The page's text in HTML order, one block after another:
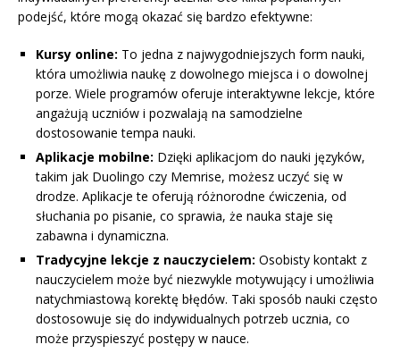
podejść, które mogą okazać się bardzo efektywne:
Kursy online: To jedna z najwygodniejszych form nauki,
która umożliwia naukę z dowolnego miejsca i o dowolnej
porze. Wiele programów oferuje interaktywne lekcje, które
angażują uczniów i pozwalają na samodzielne
dostosowanie tempa nauki.
Aplikacje mobilne: Dzięki aplikacjom do nauki języków,
takim jak Duolingo czy Memrise, możesz uczyć się w
drodze. Aplikacje te oferują różnorodne ćwiczenia, od
słuchania po pisanie, co sprawia, że nauka staje się
zabawna i dynamiczna.
Tradycyjne lekcje z nauczycielem: Osobisty kontakt z
nauczycielem może być niezwykle motywujący i umożliwia
natychmiastową korektę błędów. Taki sposób nauki często
dostosowuje się do indywidualnych potrzeb ucznia, co
może przyspieszyć postępy w nauce.